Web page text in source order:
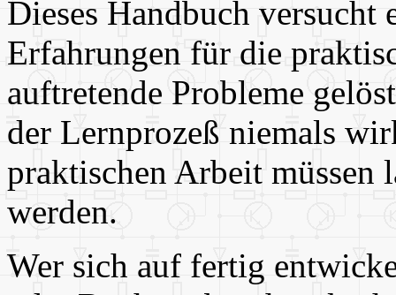
Dieses Handbuch versucht
Erfahrungen für die
auftretende Probleme
der Lernprozeß niemals
praktischen Arbeit müssen
werden.
Wer sich auf fertig